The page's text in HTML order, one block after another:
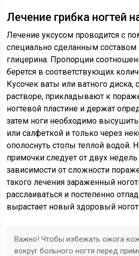
Лечение грибка ногтей
Лечение уксусом проводится с
специально сделанным составом
глицерина. Пропорции
берется в соответствующих
Кусочек ваты или ватного диска,
растворе, прикладывают к
ногтевой пластине и держат
затем ноги необходимо
или салфеткой и только через
ополоснуть стопы теплой водой.
примочки следует от двух
зависимости от сложности
такого лечения зараженный
расслаиваться и постепенно
вырастает новый здоровый
Важно! Чтобы избежать ожога
вокруг больного ногтя перед